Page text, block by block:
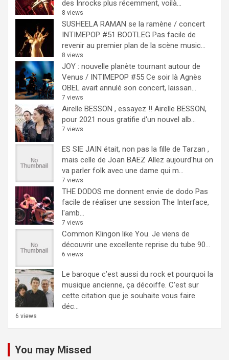
des Inrocks plus récemment, voilà...
8 views
SUSHEELA RAMAN se la ramène / concert
INTIMEPOP #51 BOOTLEG Pas facile de
revenir au premier plan de la scène music...
8 views
JOY : nouvelle planète tournant autour de
Venus / INTIMEPOP #55 Ce soir là Agnès
OBEL avait annulé son concert, laissan...
7 views
Airelle BESSON , essayez !! Airelle BESSON,
pour 2021 nous gratifie d'un nouvel alb...
7 views
ES SIE JAIN était, non pas la fille de Tarzan ,
mais celle de Joan BAEZ Allez aujourd'hui on
va parler folk avec une dame qui m...
7 views
THE DODOS me donnent envie de dodo Pas
facile de réaliser une session The Interface,
l'amb...
7 views
Common Klingon like You. Je viens de
découvrir une excellente reprise du tube 90...
6 views
Le baroque c’est aussi du rock et pourquoi la
musique ancienne, ça décoiffe. C'est sur
cette citation que je souhaite vous faire
déc...
6 views
You may Missed